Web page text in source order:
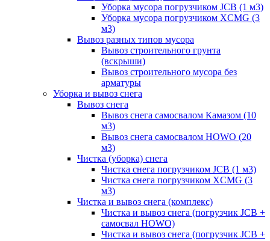
Уборка мусора погрузчиком JCB (1 м3)
Уборка мусора погрузчиком XCMG (3
м3)
Вывоз разных типов мусора
Вывоз строительного грунта
(вскрыши)
Вывоз строительного мусора без
арматуры
Уборка и вывоз снега
Вывоз снега
Вывоз снега самосвалом Камазом (10
м3)
Вывоз снега самосвалом HOWO (20
м3)
Чистка (уборка) снега
Чистка снега погрузчиком JCB (1 м3)
Чистка снега погрузчиком XCMG (3
м3)
Чистка и вывоз снега (комплекс)
Чистка и вывоз снега (погрузчик JCB +
самосвал HOWO)
Чистка и вывоз снега (погрузчик JCB +